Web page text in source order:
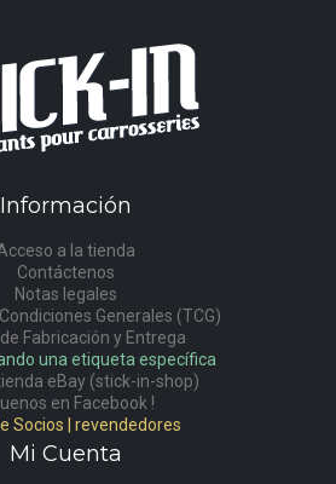
Información
a la tienda
Contáctenos
Notas legales
Generales (TCG)
Fabricación y Entrega
una etiqueta específica
eBay (stick-in-shop)
en Facebook !
Socios | revendedores
Mi Cuenta